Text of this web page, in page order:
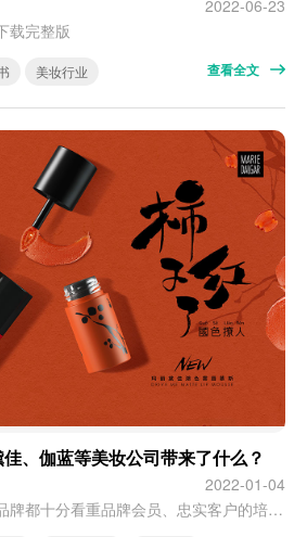
2022-06-23
载完整版
美妆行业 查看全文
、伽蓝等美妆公司带来了什么？
2022-01-04
长期以来，大多数美妆品牌都十分看重品牌会员、忠实客户的培养。从过去的线下专营店会员制，到现如今通过微信小程序、公众号等方式管理品牌会员，为了“生存”，大部分品牌都在不断优化自身，以消费者需求为导向的运营模式，正在代替产品导向以及销售导向。在过去很长一段时间内，无论是国内头部品牌，或者是国外美妆巨头旗下品牌，都在会员招揽、运营和服务上下足了力气。其中更是不乏一些像自然堂、玛丽黛佳、雅诗兰黛、完美日记…